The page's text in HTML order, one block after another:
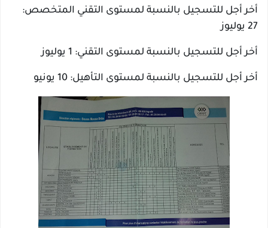
أخر أجل للتسجيل بالنسبة لمستوى التقني المتخصص:
27 يوليوز
أخر أجل للتسجيل بالنسبة لمستوى التقني: 1 يوليوز
أخر أجل للتسجيل بالنسبة لمستوى التأهيل: 10 يونيو